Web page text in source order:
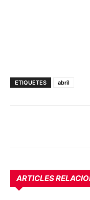
ETIQUETES abril
ARTICLES